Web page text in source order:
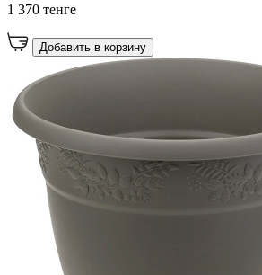
1 370 тенге
Добавить в корзину